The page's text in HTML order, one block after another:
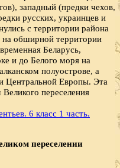
западный (предки чехов,
русских, украинцев и
с территории района
на обширной территории
Беларусь,
и до Белого моря на
полуострове, а
Центральной Европы. Эта
переселения
переселении